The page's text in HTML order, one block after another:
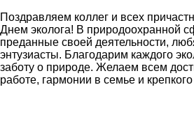
Поздравляем коллег и всех
Днем эколога! В природоохранной
преданные своей деятельности,
энтузиасты. Благодарим каждого
заботу о природе. Желаем всем
работе, гармонии в семье и